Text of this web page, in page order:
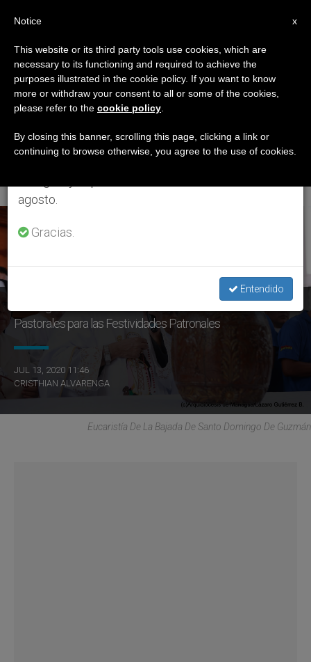
ETIQUETA
Posts Tagged
‘conmemoración
ÚLTIMAS NOTICIAS
Nicaragua: Cardenal Brenes ofrece Orientaciones
Pastorales para las Festividades Patronales
JUL 13, 2020 11:46
CRISTHIAN ALVARENGA
Eucaristía De La Bajada De Santo Domingo De Guzmán
×
Aviso importante
Del 27 de julio al 7 de agosto haremos la pausa
anual, aprovechando que en el periodo de verano
se generan menos informaciones y también el
agosto.
Gracias.
Entendido
x
Notice
This website or its third party tools use cookies, which are
necessary to its functioning and required to achieve the
purposes illustrated in the cookie policy. If you want to know
more or withdraw your consent to all or some of the cookies,
please refer to the cookie policy
By closing this banner, scrolling this page, clicking a link or
continuing to browse otherwise, you agree to the use of cookies.